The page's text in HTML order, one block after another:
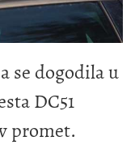
se dogodila u
DC51
promet.